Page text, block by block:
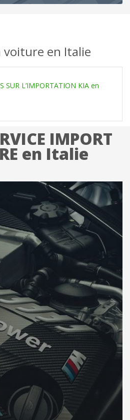
en Italie
SUR L’IMPORTATION KIA en
IMPORT
en Italie